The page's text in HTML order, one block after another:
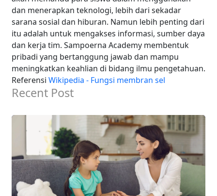
dan menerapkan teknologi, lebih dari sekadar
sarana sosial dan hiburan. Namun lebih penting dari
itu adalah untuk mengakses informasi, sumber daya
dan kerja tim. Sampoerna Academy membentuk
pribadi yang bertanggung jawab dan mampu
meningkatkan keahlian di bidang ilmu pengetahuan.
Referensi Wikipedia - Fungsi membran sel
Recent Post